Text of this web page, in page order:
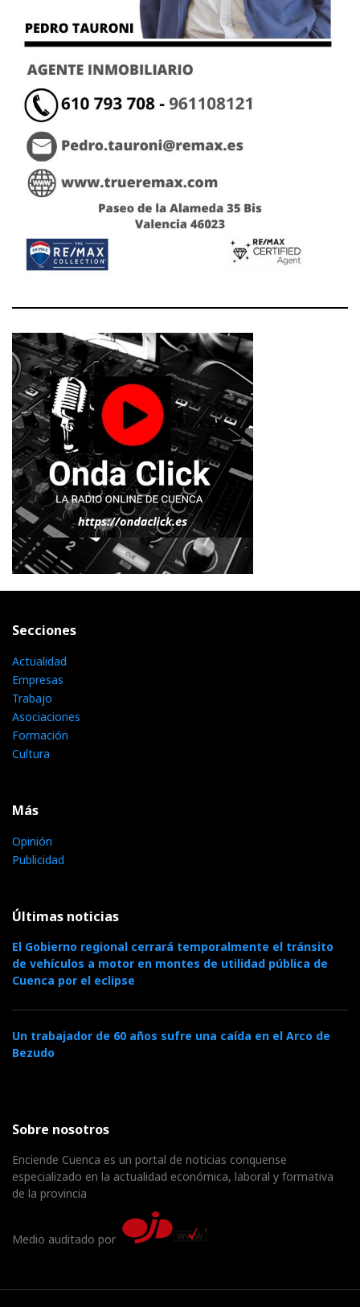
Secciones
Actualidad
Empresas
Trabajo
Asociaciones
Formación
Cultura
Más
Opinión
Publicidad
Últimas noticias
El Gobierno regional cerrará temporalmente el tránsito
de vehículos a motor en montes de utilidad pública de
Cuenca por el eclipse
Un trabajador de 60 años sufre una caída en el Arco de
Bezudo
Sobre nosotros
Enciende Cuenca es un portal de noticias conquense
especializado en la actualidad económica, laboral y formativa
de la provincia
Medio auditado por